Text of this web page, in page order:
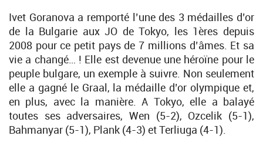
Ivet Goranova a remporté l’une des 3 médailles d’or
de la Bulgarie aux JO de Tokyo, les 1ères depuis
2008 pour ce petit pays de 7 millions d’âmes. Et sa
vie a changé… ! Elle est devenue une héroïne pour le
peuple bulgare, un exemple à suivre. Non seulement
elle a gagné le Graal, la médaille d’or olympique et,
en plus, avec la manière. A Tokyo, elle a balayé
toutes ses adversaires, Wen (5-2), Ozcelik (5-1),
Bahmanyar (5-1), Plank (4-3) et Terliuga (4-1).